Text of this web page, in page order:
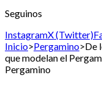
Seguinos
InstagramX (Twitter)
Inicio>Pergamino>De
que modelan el
Pergamino